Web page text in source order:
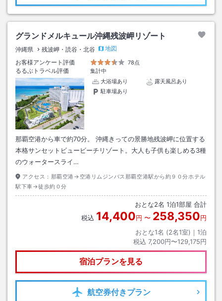
グランドメルキュール沖縄残波岬リゾート
沖縄県 残波岬・読谷・北谷
地図
お客様アンケート評価
78点
るるぶトラベル評価
集計中
大浴場あり
露天風呂あり
駐車場あり
那覇空港から車で約70分。 沖縄きっての景勝地残波岬に位置する
本格サンセットビュービーチリゾート。大人も子供も楽しめる3種
のウォータースライ…
アクセス： 那覇空港→空港リムジンバス那覇空港駅から約９０分ホテル
駅下車→徒歩約０分
おとな2名 1泊1部屋 合計
税込 14,400円 〜 258,350円
おとな1名 (2名1室)｜ 1泊
税込 7,200円〜129,175円
宿泊プランを見る
航空券付きプラン